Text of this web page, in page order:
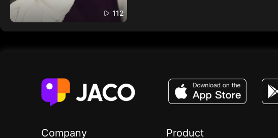
112
Company Product